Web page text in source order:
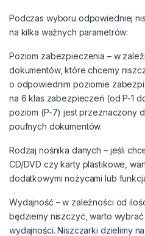
Podczas wyboru odpowiedniej
na kilka ważnych parametrów:
Poziom zabezpieczenia – w
dokumentów, które chcemy
o odpowiednim poziomie
na 6 klas zabezpieczeń (od P-1
poziom (P-7) jest przeznaczony
poufnych dokumentów.
Rodzaj nośnika danych – jeśli
CD/DVD czy karty plastikowe,
dodatkowymi nożycami lub
Wydajność – w zależności od
będziemy niszczyć, warto
wydajności. Niszczarki dzielimy